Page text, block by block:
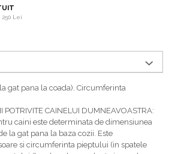
Lei
gat pana la coada). Circumferinta
POTRIVITE CAINELUI DUMNEAVOASTRA:
caini este determinata de dimensiunea
la gat pana la baza cozii. Este
si circumferinta pieptului (in spatele